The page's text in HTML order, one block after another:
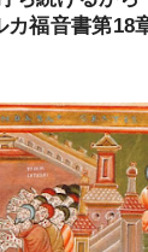
カ福音書第18